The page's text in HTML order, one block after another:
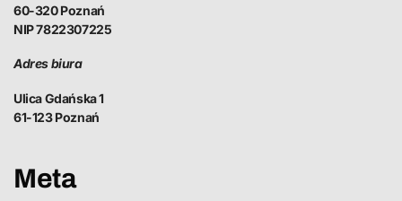
60-320 Poznań
NIP 7822307225
Adres biura
Ulica Gdańska 1
61-123 Poznań
Meta